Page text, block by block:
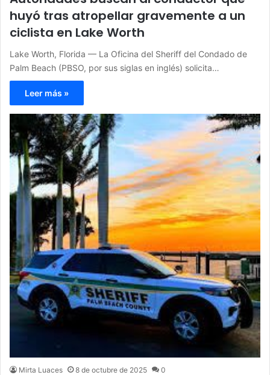
huyó tras atropellar gravemente a un
ciclista en Lake Worth
Lake Worth, Florida — La Oficina del Sheriff del Condado de
Palm Beach (PBSO, por sus siglas en inglés) solicita…
Leer más »
Mirta Luaces 8 de octubre de 2025 0